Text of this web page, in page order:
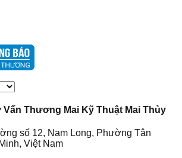
Vấn Thương Mai Kỹ Thuật Mai Thủy
số 12, Nam Long, Phường Tân
Việt Nam